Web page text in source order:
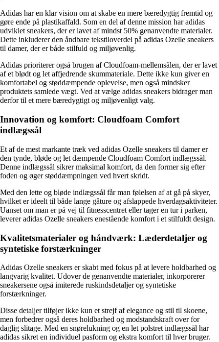
Adidas har en klar vision om at skabe en mere bæredygtig fremtid og
gøre ende på plastikaffald. Som en del af denne mission har adidas
udviklet sneakers, der er lavet af mindst 50% genanvendte materialer.
Dette inkluderer den åndbare tekstiloverdel på adidas Ozelle sneakers
til damer, der er både stilfuld og miljøvenlig.
Adidas prioriterer også brugen af Cloudfoam-mellemsålen, der er lavet
af et blødt og let affjedrende skummateriale. Dette ikke kun giver en
komfortabel og støddæmpende oplevelse, men også mindsker
produktets samlede vægt. Ved at vælge adidas sneakers bidrager man
derfor til et mere bæredygtigt og miljøvenligt valg.
Innovation og komfort: Cloudfoam Comfort
indlægssål
Et af de mest markante træk ved adidas Ozelle sneakers til damer er
den tynde, bløde og let dæmpende Cloudfoam Comfort indlægssål.
Denne indlægssål sikrer maksimal komfort, da den former sig efter
foden og øger støddæmpningen ved hvert skridt.
Med den lette og bløde indlægssål får man følelsen af at gå på skyer,
hvilket er ideelt til både lange gåture og afslappede hverdagsaktiviteter.
Uanset om man er på vej til fitnesscentret eller tager en tur i parken,
leverer adidas Ozelle sneakers enestående komfort i et stilfuldt design.
Kvalitetsmaterialer og håndværk: Læderdetaljer og
syntetiske forstærkninger
Adidas Ozelle sneakers er skabt med fokus på at levere holdbarhed og
langvarig kvalitet. Udover de genanvendte materialer, inkorporerer
sneakersene også imiterede ruskindsdetaljer og syntetiske
forstærkninger.
Disse detaljer tilføjer ikke kun et strejf af elegance og stil til skoene,
men forbedrer også deres holdbarhed og modstandskraft over for
daglig slitage. Med en snørelukning og en let polstret indlægssål har
adidas sikret en individuel pasform og ekstra komfort til hver bruger.